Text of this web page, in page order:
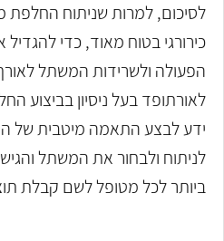
לסיכום, למרות שניתוח החלפת
כירורגי בטוח מאוד, כדי
הפעולה ולשרידות המשתל
לאורתופד בעל ניסיון בביצוע
ידע לבצע התאמה מיטבית של
לניתוח ולבחור את המשתל
ביותר לכל מטופל לשם קבלת